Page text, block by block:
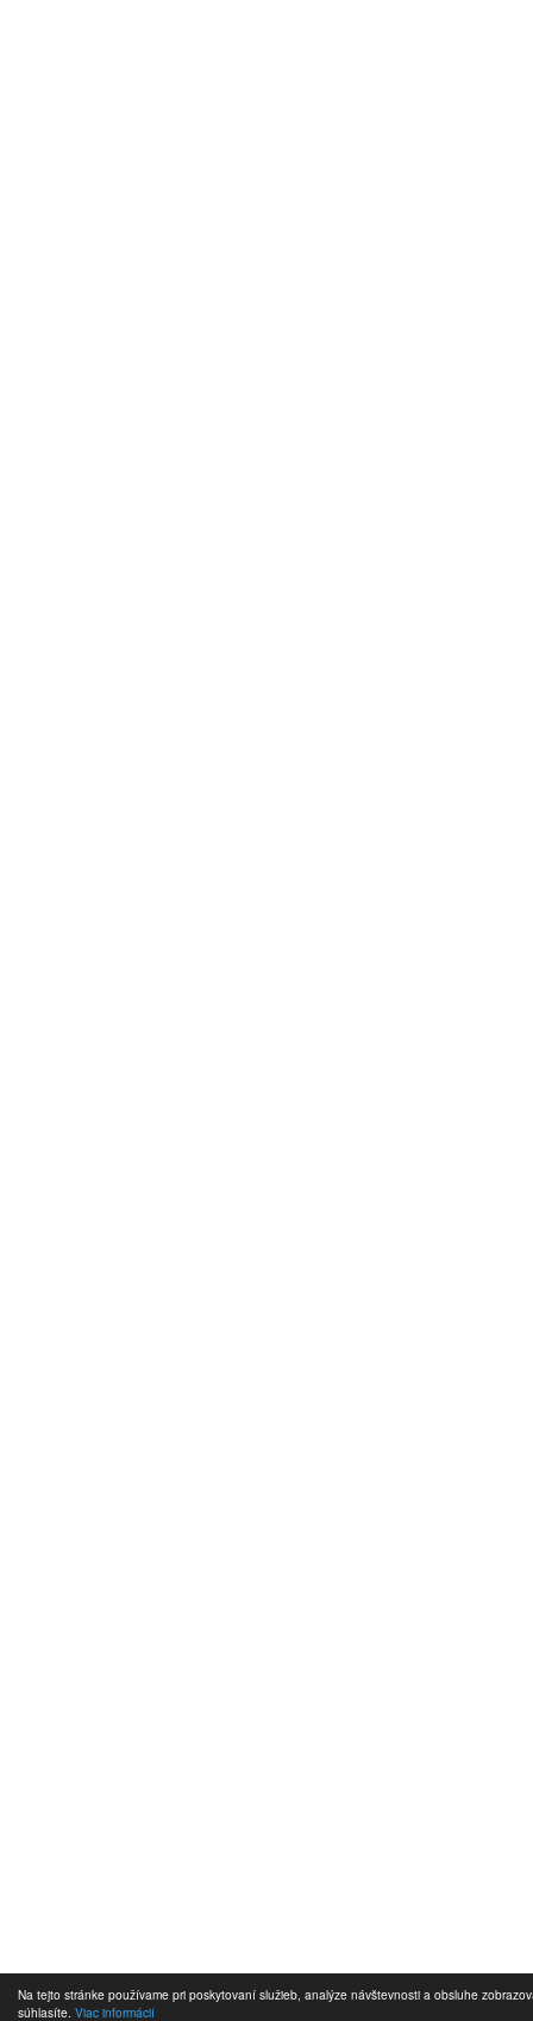
Na tejto stránke používame pri poskytovaní služieb, analýze návštevnosti a obsluhe
súhlasíte. Viac informácií